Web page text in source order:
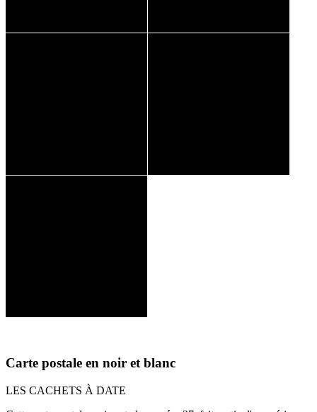
Carte postale en noir et blanc
LES CACHETS À DATE